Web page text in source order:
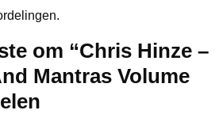
om “Chris Hinze –
Mantras Volume